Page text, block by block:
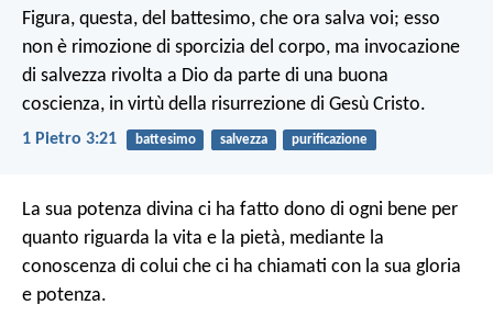
Figura, questa, del battesimo, che ora salva voi; esso
non è rimozione di sporcizia del corpo, ma invocazione
di salvezza rivolta a Dio da parte di una buona
coscienza, in virtù della risurrezione di Gesù Cristo.
1 Pietro 3:21 battesimo salvezza purificazione
La sua potenza divina ci ha fatto dono di ogni bene per
quanto riguarda la vita e la pietà, mediante la
conoscenza di colui che ci ha chiamati con la sua gloria
e potenza.